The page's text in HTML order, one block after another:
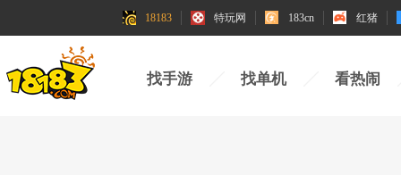
18183 特玩网 183cn 红猪
找手游 找单机 看热闹